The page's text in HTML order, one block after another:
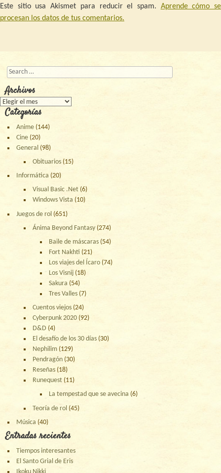
Este sitio usa Akismet para reducir el spam. Aprende cómo se
procesan los datos de tus comentarios.
Buscar
Archivos
Archivos
Categorías
Anime (144)
Cine (20)
General (98)
Obituarios (15)
Informática (20)
Visual Basic .Net (6)
Windows Vista (10)
Juegos de rol (651)
Ánima Beyond Fantasy (274)
Baile de máscaras (54)
Fort Nakhti (21)
Los viajes del Ícaro (74)
Los Visnij (18)
Sakura (54)
Tres Valles (7)
Cuentos viejos (24)
Cyberpunk 2020 (92)
D&D (4)
El desafío de los 30 días (30)
Nephilim (129)
Pendragón (30)
Reseñas (18)
Runequest (11)
La tempestad que se avecina (6)
Teoría de rol (45)
Música (40)
Entradas recientes
Tiempos interesantes
El Santo Grial de Eris